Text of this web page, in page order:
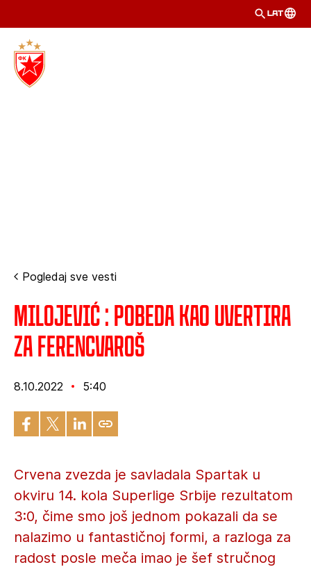
LAT
Pogledaj sve vesti
Milojević : Pobeda kao uvertira
za Ferencvaroš
8.10.2022 5:40
Crvena zvezda je savladala Spartak u
okviru 14. kola Superlige Srbije rezultatom
3:0, čime smo još jednom pokazali da se
nalazimo u fantastičnoj formi, a razloga za
radost posle meča imao je šef stručnog